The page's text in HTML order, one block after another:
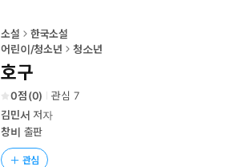
소설
한국소설
어린이/청소년
청소년
호구
0 (0) 관심 7
김민서 저자
창비 출판
관심